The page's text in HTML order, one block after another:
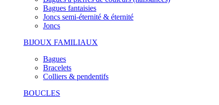
Bagues fantaisies
Joncs semi-éternité & éternité
Joncs
BIJOUX FAMILIAUX
Bagues
Bracelets
Colliers & pendentifs
BOUCLES